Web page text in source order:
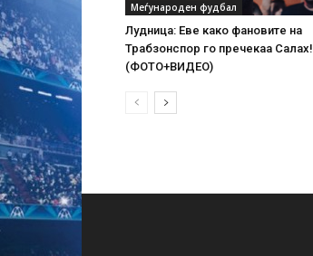
Меѓународен фудбал
Лудница: Еве како фановите на
Трабзонспор го пречекаа Салах!
(ФОТО+ВИДЕО)